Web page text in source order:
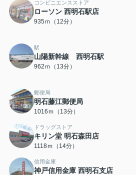
コンビニエンスストア
ローソン 西明石駅店
935ｍ（12分）
駅
山陽新幹線 西明石駅
962ｍ（13分）
郵便局
明石藤江郵便局
1016ｍ（13分）
ドラッグストア
キリン堂 明石森田店
1118ｍ（14分）
信用金庫
神戸信用金庫 西明石支店